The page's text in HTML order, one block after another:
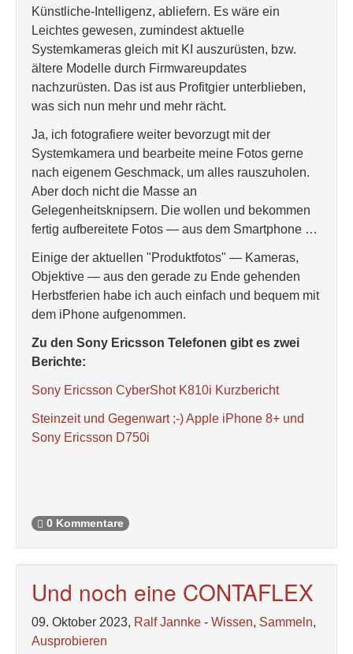
Künstliche-Intelligenz, abliefern. Es wäre ein
Leichtes gewesen, zumindest aktuelle
Systemkameras gleich mit KI auszurüsten, bzw.
ältere Modelle durch Firmwareupdates
nachzurüsten. Das ist aus Profitgier unterblieben,
was sich nun mehr und mehr rächt.
Ja, ich fotografiere weiter bevorzugt mit der
Systemkamera und bearbeite meine Fotos gerne
nach eigenem Geschmack, um alles rauszuholen.
Aber doch nicht die Masse an
Gelegenheitsknipsern. Die wollen und bekommen
fertig aufbereitete Fotos — aus dem Smartphone …
Einige der aktuellen "Produktfotos" — Kameras,
Objektive — aus den gerade zu Ende gehenden
Herbstferien habe ich auch einfach und bequem mit
dem iPhone aufgenommen.
Zu den Sony Ericsson Telefonen gibt es zwei
Berichte:
Sony Ericsson CyberShot K810i Kurzbericht
Steinzeit und Gegenwart ;-) Apple iPhone 8+ und
Sony Ericsson D750i
0 Kommentare
Und noch eine CONTAFLEX
09. Oktober 2023, Ralf Jannke - Wissen, Sammeln,
Ausprobieren